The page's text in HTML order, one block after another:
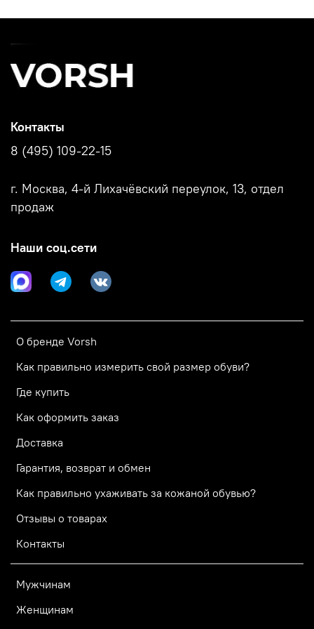
О бренде Vorsh
Как правильно измерить свой размер обуви?
Где купить
Как оформить заказ
Доставка
Гарантия, возврат и обмен
Как правильно ухаживать за кожаной обувью?
Отзывы о товарах
Контакты
Мужчинам
Женщинам
Контакты
8 (495) 109-22-15
г. Москва, 4-й Лихачёвский переулок, 13, отдел
продаж
Наши соц.сети